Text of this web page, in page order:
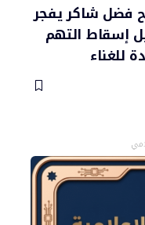
فضل شاكر يفجر
إسقاط التهم
للغناء